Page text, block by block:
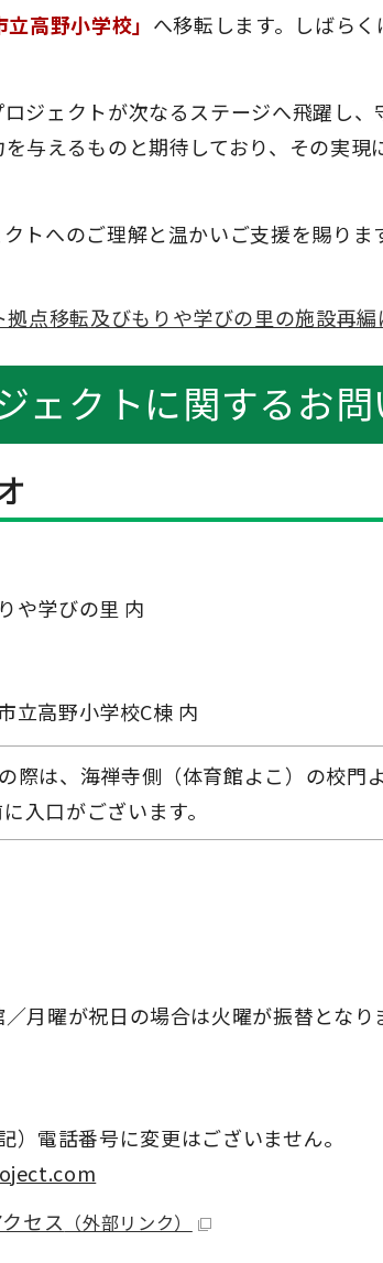
立高野小学校」 へ移転します。しばら
ジェクトが次なるステージへ飛躍し
与えるものと期待しており、その実現
トへのご理解と温かいご支援を賜り
点移転及びもりや学びの里の施設再編
ェクトに関するお
や学びの里 内
立高野小学校C棟 内
際は、海禅寺側（体育館よこ）の校門
入口がございます。
月曜が祝日の場合は火曜が振替となり
電話番号に変更はございません。
セス （外部リンク）